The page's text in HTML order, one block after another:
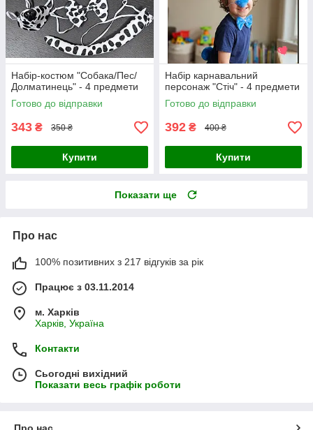
Набір-костюм "Собака/Пес/
Долматинець" - 4 предмети
Готово до відправки
343 ₴ 350 ₴
Купити
Набір карнавальний
персонаж "Стіч" - 4 предмети
Готово до відправки
392 ₴ 400 ₴
Купити
Показати ще
Про нас
100% позитивних з 217 відгуків за рік
Працює з 03.11.2014
м. Харків
Харків, Україна
Контакти
Сьогодні вихідний
Показати весь графік роботи